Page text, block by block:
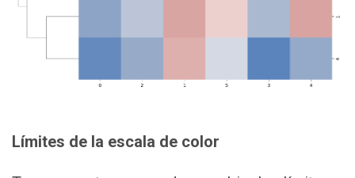
Límites de la escala de color